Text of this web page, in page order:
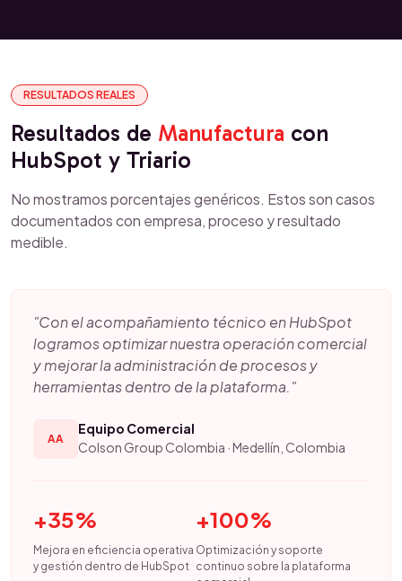
RESULTADOS REALES
Resultados de Manufactura con
HubSpot y Triario
No mostramos porcentajes genéricos. Estos son casos
documentados con empresa, proceso y resultado
medible.
"Con el acompañamiento técnico en HubSpot
logramos optimizar nuestra operación comercial
y mejorar la administración de procesos y
herramientas dentro de la plataforma."
AA
Equipo Comercial
Colson Group Colombia · Medellín, Colombia
+35%
Mejora en eficiencia operativa
y gestión dentro de HubSpot
+100%
Optimización y soporte
continuo sobre la plataforma